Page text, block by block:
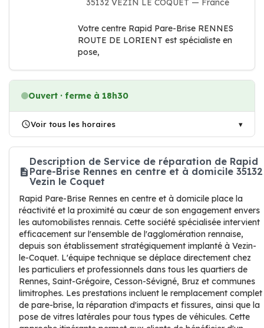
35132 VEZIN LE COQUET — France
Votre centre Rapid Pare-Brise RENNES
ROUTE DE LORIENT est spécialiste en
pose,
Ouvert · ferme à 18h30
Voir tous les horaires
Description de Service de réparation de Rapid
Pare-Brise Rennes en centre et à domicile 35132
Vezin le Coquet
Rapid Pare-Brise Rennes en centre et à domicile place la
réactivité et la proximité au cœur de son engagement envers
les automobilistes rennais. Cette société spécialisée intervient
efficacement sur l'ensemble de l'agglomération rennaise,
depuis son établissement stratégiquement implanté à Vezin-
le-Coquet. L'équipe technique se déplace directement chez
les particuliers et professionnels dans tous les quartiers de
Rennes, Saint-Grégoire, Cesson-Sévigné, Bruz et communes
limitrophes. Les prestations incluent le remplacement complet
de pare-brise, la réparation d'impacts et fissures, ainsi que la
pose de vitres latérales pour tous types de véhicules. Cette